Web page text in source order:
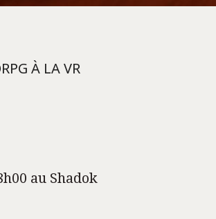
À LA VR
au Shadok